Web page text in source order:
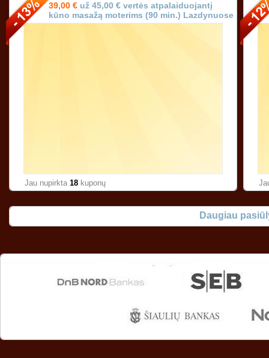
39,00 € už 45,00 € vertės atpalaiduojantį
kūno masažą moterims (90 min.) Lazdynuose
Vilniuje!
Jau nupirkta 18 kuponų
Daugiau